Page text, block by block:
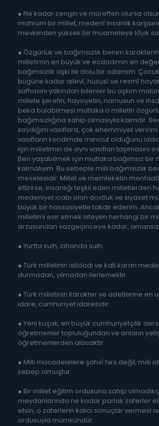
● Ne kadar zengin ve müreffeh olursa
mahrum bir millet, medenî insanlık
mevkiinden yüksek bir muameleye lâyık
● Özgürlük ve bağımsızlık benim
milletimin en büyük ve ecdadımın en
bağımsızlık aşkı ile dolu bir adamım.
bugüne kadar ailevî, hususî ve resmî
safhasını yakından bilenler bu aşkım
millete şerefin, haysiyetin, namusun ve
beka bulabilmesi mutlaka o milletin
bağımsızlığına sahip olmasıyla kaimdir.
saydığım vasıflara, çok ehemmiyet
vasıfların kendimde mevcut olduğunu
için milletimin de aynı vasıfları taşımasını
Ben yaşabilmek için mutlaka bağımsız bir
kalmalıyım. Bu sebeple milli bağımsızlık
meselesidir. Millet ve memleketin
ettirirse, insanlığı teşkil eden milletlerden
medeniyet icabı olan dostluk ve siyaset
büyük bir hassasiyetle takdir ederim.
milletimi esir etmek isteyen herhangi bir
arzusundan vazgeçinceye kadar, amansız
● Yurtta sulh, cihanda sulh.
● Türk milletinin istidadı ve kati kararı
durmadan, yılmadan ilerlemektir.
● Türk milletinin karakter ve adetlerine en
idare, cumhuriyet idaresidir.
● Yeni kuşak, en büyük cumhuriyetçilik
öğretmenler topluluğundan ve onların
öğretmenlerden alacaktır.
● Milli mücadelelere şahsî hırs değil, milli
sebep olmuştur.
● Bir millet eğitim ordusuna sahip
meydanlarında ne kadar parlak zaferler
etsin, o zaferlerin kalıcı sonuçlar vermesi
ordusuyla mümkündür.